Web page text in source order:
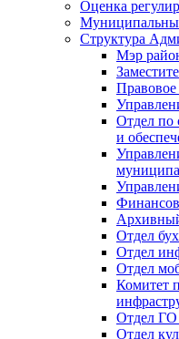
Оценка
Структура
Мэр
Правовое
Отдел по
и
Отдел
Отдел
Отдел
Комитет
Отдел
Отдел